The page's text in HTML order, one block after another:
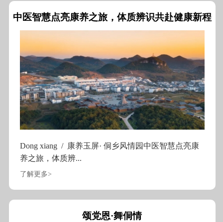
中医智慧点亮康养之旅，体质辨识共赴健康新程
Dong xiang / 康养玉屏· 侗乡风情园中医智慧点亮康
养之旅，体质辨...
了解更多>
颂党恩·舞侗情